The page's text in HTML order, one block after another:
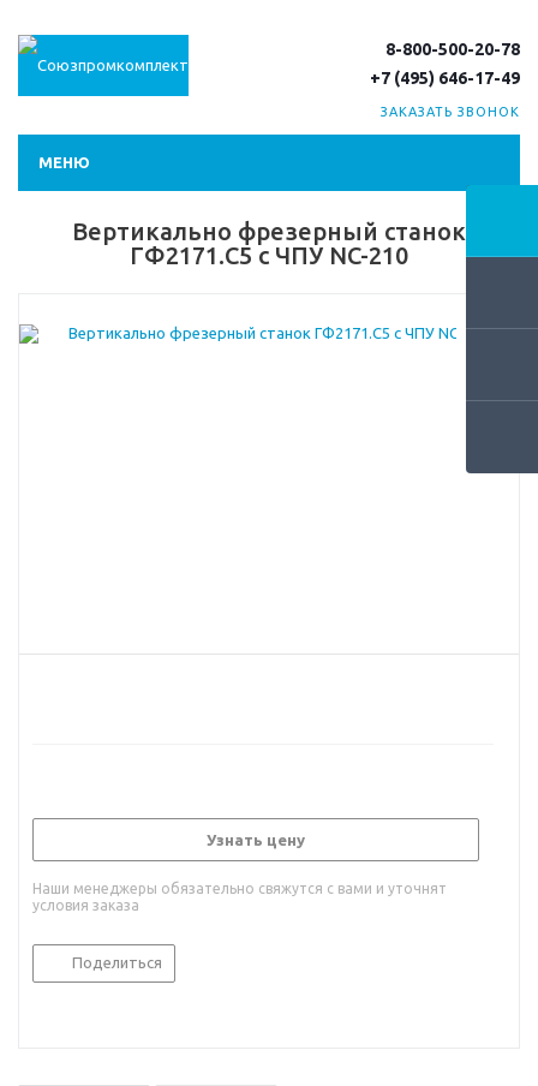
8-800-500-20-78
+7 (495) 646-17-49
ЗАКАЗАТЬ ЗВОНОК
МЕНЮ
Вертикально фрезерный станок
ГФ2171.С5 c ЧПУ NC-210
Узнать цену
Наши менеджеры обязательно свяжутся с вами и уточнят
условия заказа
Поделиться